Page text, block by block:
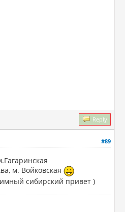
Reply
#89
м. Войковская
сибирский привет )